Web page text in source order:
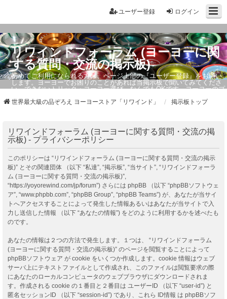
ログイン
ユーザー登録
リワインドフォーラム (ヨーヨーに関
する質問・交流の掲示板)
初めてご利用になられる方は、ページ上部の『ユーザー登録』をお願い
します。ヨーヨーでお困りのことがあれば当掲示板で聞いてみてくださ
い。できないトリック・ヨーヨー選び、なんでもOKです。ヨーヨーのプ
世界最大級の品ぞろえ ヨーヨーストア「リワインド」 掲示板トップ
リワインドフォーラム (ヨーヨーに関する質問・交流の掲
示板) - プライバシーポリシー
このポリシーは “リワインドフォーラム (ヨーヨーに関する質問・交流の掲示
板)” とその関連団体 （以下 “私達”, “掲示板”, “当サイト”, “リワインドフォーラ
ム (ヨーヨーに関する質問・交流の掲示板)”,
“https://yoyorewind.com/jp/forum”) さらには phpBB （以下 “phpBBソフトウェ
ア”, “www.phpbb.com”, “phpBB Group”, “phpBB Teams”) が、あなたが当サイ
トへアクセスすることによって発生した情報あるいはあなたが当サイトで入
力し送信した情報 （以下 “あなたの情報”) をどのように利用するかを述べたも
のです。
あなたの情報は２つの方法で発生します。１つは、 “リワインドフォーラム
(ヨーヨーに関する質問・交流の掲示板)” のページを閲覧することによって
phpBBソフトウェア が cookie をいくつか作成します。cookie 情報はウェブ
サーバ上にテキストファイルとして作成され、このファイルは閲覧要求の際
にあなたのローカルコンピュータのウェブブラウザにダウンロードされま
す。作成される cookie の１番目と２番目は ユーザーID （以下 “user-id”) と
匿名セッションID （以下 “session-id”) であり、これら ID情報 は phpBBソフ